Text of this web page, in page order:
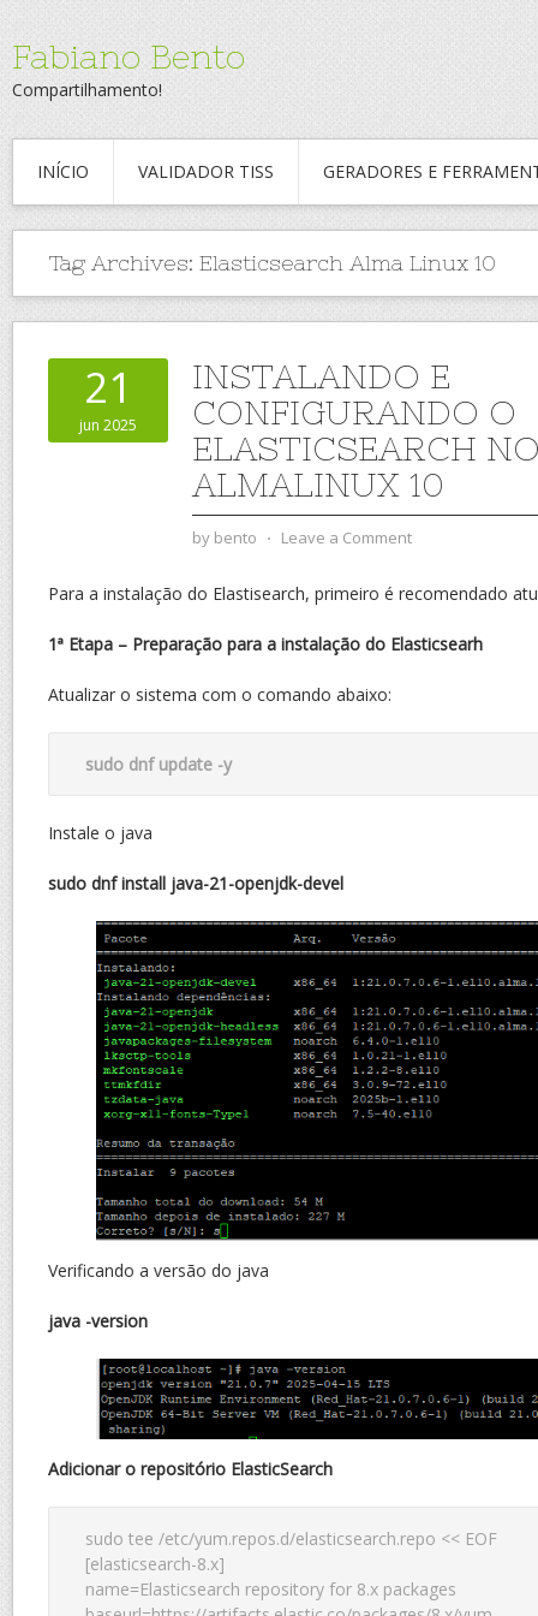
Fabiano Bento
Compartilhamento!
INÍCIO VALIDADOR TISS GERADORES E
Tag Archives: Elasticsearch Alma Linux 10
21
jun 2025
INSTALANDO E
CONFIGURANDO O
ELASTICSEARCH
ALMALINUX 10
by bento ⋅ Leave a Comment
Para a instalação do Elastisearch, primeiro é recomendado
1ª Etapa – Preparação para a instalação do Elasticsearh
Atualizar o sistema com o comando abaixo:
sudo dnf update -y
Instale o java
sudo dnf install java-21-openjdk-devel
Verificando a versão do java
java -version
Adicionar o repositório ElasticSearch
sudo tee /etc/yum.repos.d/elasticsearch.repo << EOF
[elasticsearch-8.x]
name=Elasticsearch repository for 8.x packages